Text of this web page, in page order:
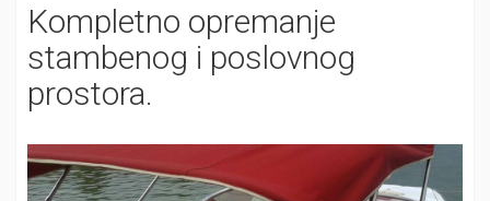
Kompletno opremanje
stambenog i poslovnog
prostora.